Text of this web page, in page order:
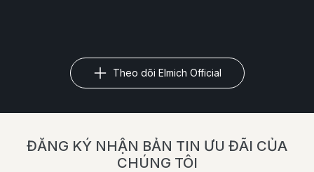
Theo dõi Elmich Official
ĐĂNG KÝ NHẬN BẢN TIN ƯU ĐÃI CỦA
CHÚNG TÔI